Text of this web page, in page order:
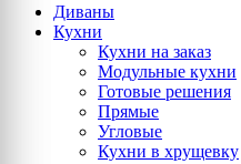
Диваны
Кухни
Кухни на заказ
Модульные кухни
Готовые решения
Прямые
Угловые
Кухни в хрущевку